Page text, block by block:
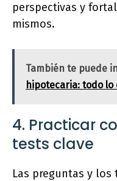
perspectivas y
mismos.
También te puede
hipotecaria: todo
4. Practicar
tests clave
Las preguntas y